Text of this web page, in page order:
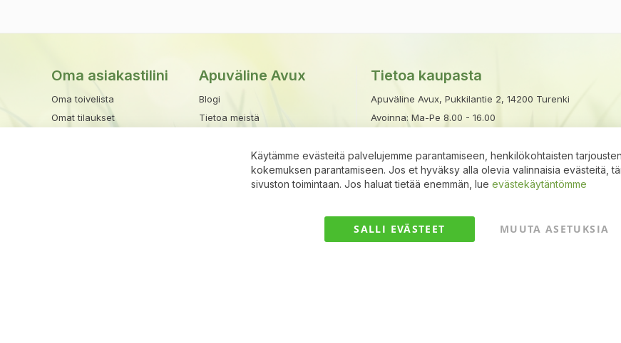
Oma asiakastilini
Oma toivelista
Omat tilaukset
Apuväline Avux
Blogi
Tietoa meistä
Toimitusehdot
Maksu- ja toimitustavat
Rekisteriseloste
Tietoa kaupasta
Apuväline Avux, Pukkilantie 2, 14200 Turenki
Avoinna: Ma-Pe 8.00 - 16.00
Sähköposti:avux@apuvalineavux.fi
Käytämme evästeitä palvelujemme parantamiseen, henkilökohtaisten
kokemuksen parantamiseen. Jos et hyväksy alla olevia valinnaisia evästeitä,
sivuston toimintaan. Jos haluat tietää enemmän, lue evästekäytäntömme
SALLI EVÄSTEET MUUTA ASETUKSIA